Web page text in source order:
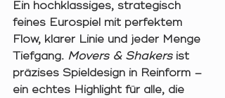
Ein hochklassiges, strategisch
feines Eurospiel mit perfektem
Flow, klarer Linie und jeder Menge
Tiefgang. Movers & Shakers ist
präzises Spieldesign in Reinform –
ein echtes Highlight für alle, die